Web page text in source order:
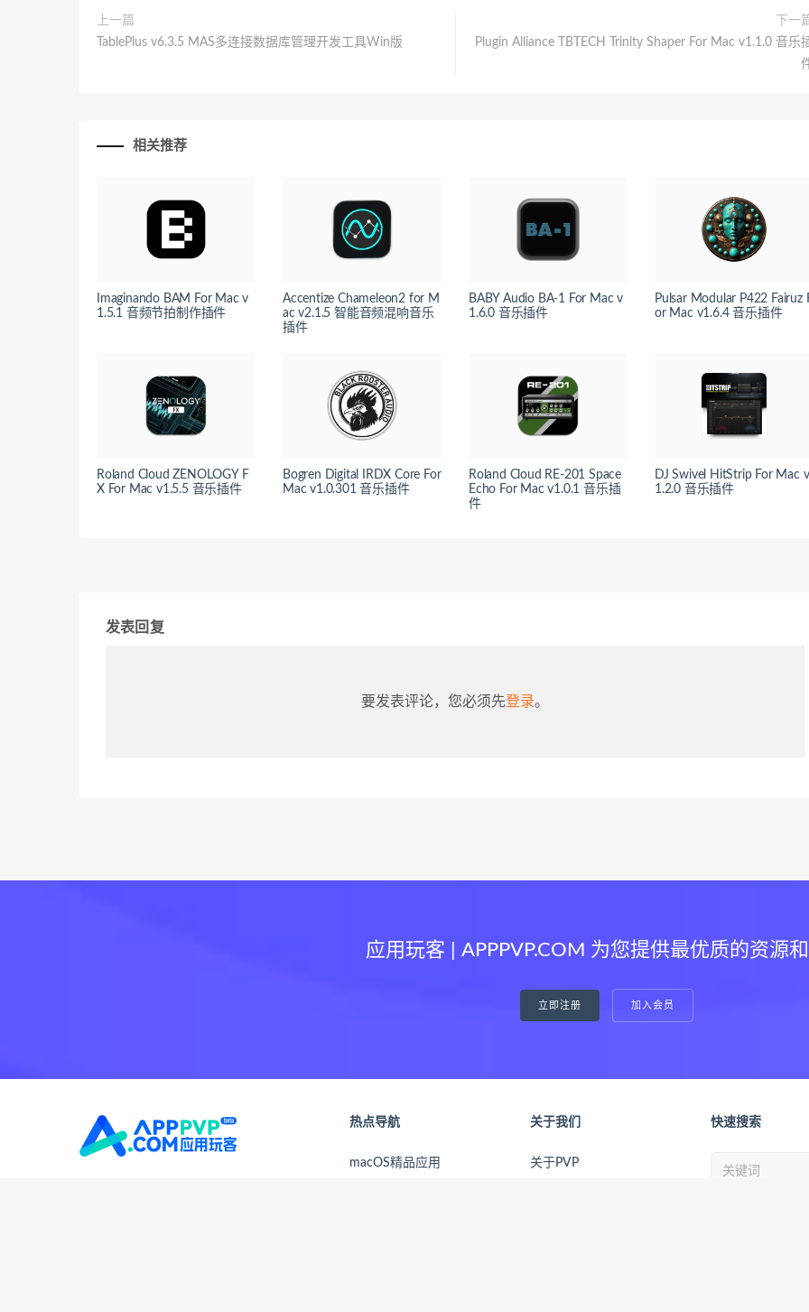
上一篇
TablePlus v6.3.5 MAS多连接数据库管理开发工具Win版
下一
Plugin Alliance TBTECH Trinity Shaper For Mac v1.1.0 音乐
相关推荐
Imaginando BAM For Mac v
1.5.1 音频节拍制作插件
Accentize Chameleon2 for M
ac v2.1.5 智能音频混响音乐
插件
BABY Audio BA-1 For Mac v
1.6.0 音乐插件
Pulsar Modular P422 Fairuz
or Mac v1.6.4 音乐插件
Roland Cloud ZENOLOGY F
X For Mac v1.5.5 音乐插件
Bogren Digital IRDX Core For
Mac v1.0.301 音乐插件
Roland Cloud RE-201 Space
Echo For Mac v1.0.1 音乐插
件
DJ Swivel HitStrip For Mac v
1.2.0 音乐插件
发表回复
要发表评论，您必须先登录。
应用玩客 | APPPVP.COM 为您提供最优质的资源
立即注册 加入会员
热点导航
macOS精品应用
关于我们
关于PVP
快速搜索